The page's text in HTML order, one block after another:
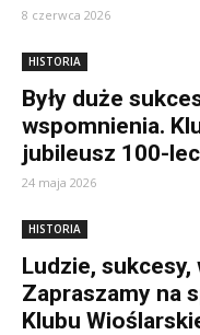
8 czerwca 2026
HISTORIA
Były duże
wspomnienia.
jubileusz 100-
24 maja 2026
HISTORIA
Ludzie,
Zapraszamy na
Klubu